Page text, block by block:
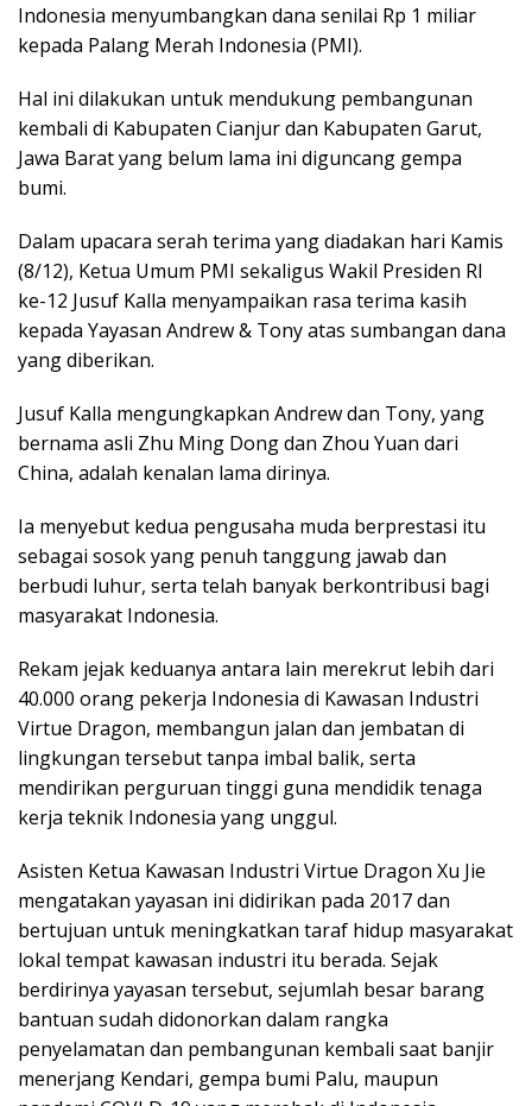
Indonesia menyumbangkan dana senilai Rp 1 miliar
kepada Palang Merah Indonesia (PMI).
Hal ini dilakukan untuk mendukung pembangunan
kembali di Kabupaten Cianjur dan Kabupaten Garut,
Jawa Barat yang belum lama ini diguncang gempa
bumi.
Dalam upacara serah terima yang diadakan hari Kamis
(8/12), Ketua Umum PMI sekaligus Wakil Presiden RI
ke-12 Jusuf Kalla menyampaikan rasa terima kasih
kepada Yayasan Andrew & Tony atas sumbangan dana
yang diberikan.
Jusuf Kalla mengungkapkan Andrew dan Tony, yang
bernama asli Zhu Ming Dong dan Zhou Yuan dari
China, adalah kenalan lama dirinya.
Ia menyebut kedua pengusaha muda berprestasi itu
sebagai sosok yang penuh tanggung jawab dan
berbudi luhur, serta telah banyak berkontribusi bagi
masyarakat Indonesia.
Rekam jejak keduanya antara lain merekrut lebih dari
40.000 orang pekerja Indonesia di Kawasan Industri
Virtue Dragon, membangun jalan dan jembatan di
lingkungan tersebut tanpa imbal balik, serta
mendirikan perguruan tinggi guna mendidik tenaga
kerja teknik Indonesia yang unggul.
Asisten Ketua Kawasan Industri Virtue Dragon Xu Jie
mengatakan yayasan ini didirikan pada 2017 dan
bertujuan untuk meningkatkan taraf hidup masyarakat
lokal tempat kawasan industri itu berada. Sejak
berdirinya yayasan tersebut, sejumlah besar barang
bantuan sudah didonorkan dalam rangka
penyelamatan dan pembangunan kembali saat banjir
menerjang Kendari, gempa bumi Palu, maupun